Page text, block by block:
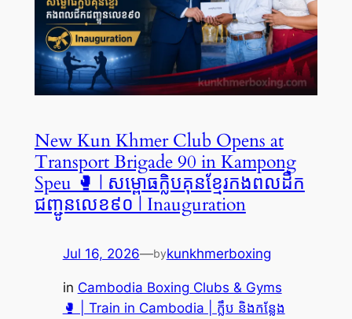
New Kun Khmer Club Opens at
Transport Brigade 90 in Kampong
Speu 🥊 | សម្ពោធក្លិបគុនខ្មែរកងពលដឹក
ជញ្ជូនលេខ៩០ | Inauguration
Jul 16, 2026—bykunkhmerboxing
in Cambodia Boxing Clubs & Gyms
🥊 | Train in Cambodia | ក្លឹប និងកន្លែង